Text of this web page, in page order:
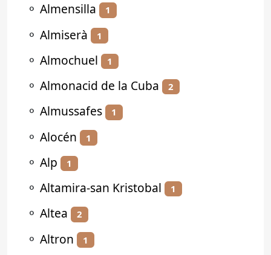
⚬ Almensilla 1
⚬ Almiserà 1
⚬ Almochuel 1
⚬ Almonacid de la Cuba 2
⚬ Almussafes 1
⚬ Alocén 1
⚬ Alp 1
⚬ Altamira-san Kristobal 1
⚬ Altea 2
⚬ Altron 1